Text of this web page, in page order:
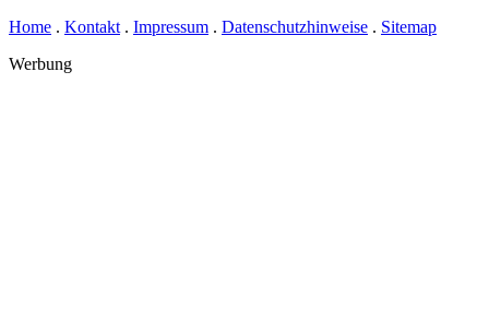
Home . Kontakt . Impressum . Datenschutzhinweise . Sitemap
Werbung